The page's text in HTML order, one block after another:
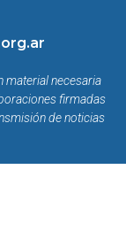
material necesaria
firmadas
de noticias